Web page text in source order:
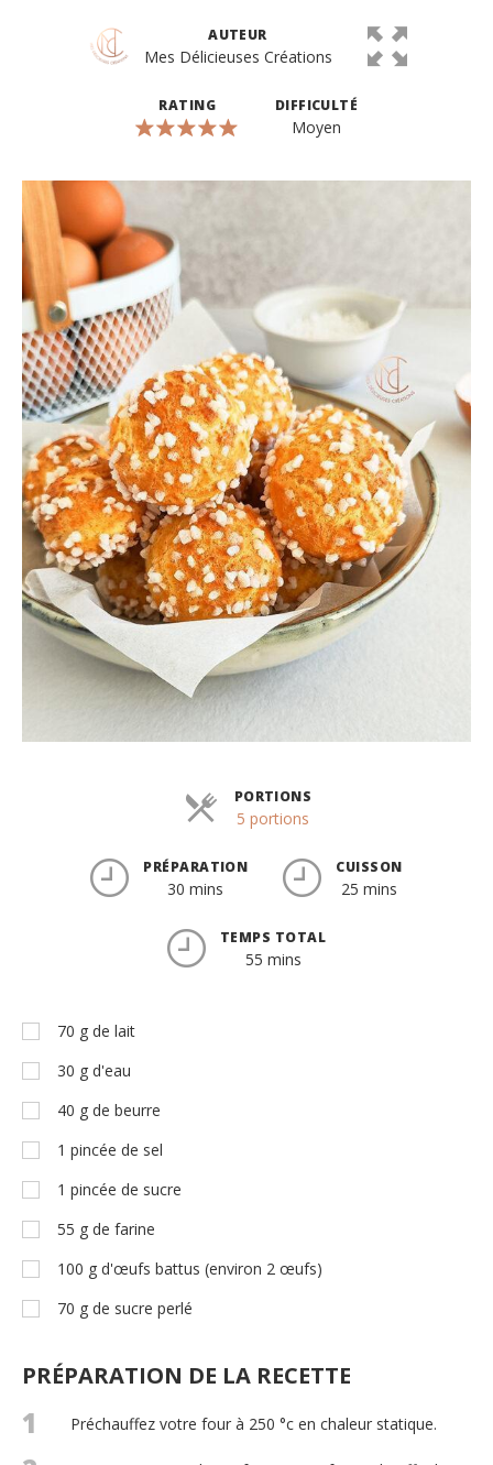
AUTEUR
Mes Délicieuses Créations
RATING DIFFICULTÉ
Moyen
PORTIONS
5 portions
PRÉPARATION
30 mins
CUISSON
25 mins
TEMPS TOTAL
55 mins
70 g de lait
30 g d'eau
40 g de beurre
1 pincée de sel
1 pincée de sucre
55 g de farine
100 g d'œufs battus (environ 2 œufs)
70 g de sucre perlé
PRÉPARATION DE LA RECETTE
1 Préchauffez votre four à 250 °c en chaleur statique.